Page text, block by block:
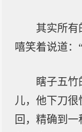
其实所有
嘻笑着说道：
瞎子五
儿，他下刀
回，精确到